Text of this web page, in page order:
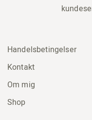
Handelsbetingelser
Kontakt
Om mig
Shop